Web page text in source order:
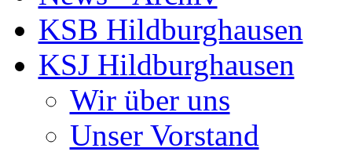
KSB Hildburghausen
KSJ Hildburghausen
Wir über uns
Unser Vorstand